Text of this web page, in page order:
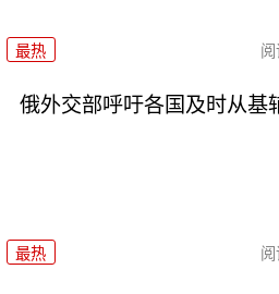
最热
俄外交部呼吁各国及时从基
最热